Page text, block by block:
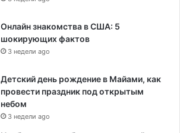
Онлайн знакомства в США: 5
шокирующих фактов
3 недели ago
Детский день рождение в Майами, как
провести праздник под открытым
небом
3 недели ago